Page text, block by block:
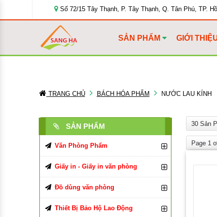
Số 72/15 Tây Thạnh, P. Tây Thạnh, Q. Tân Phú, TP.
SẢN PHẨM GIỚI
TRANG CHỦ BÁCH HÓA PHẨM NƯỚC LAU KÍNH
SẢN PHẨM
Văn Phòng Phẩm
Bút Viết Các Loại
Bút Bi
Bút Chì, Ruột Chì
Bìa Đựng Hồ Sơ
Bìa Màu
Tập, Vở, Sổ
Giấy in - Giấy in văn phòng
Giấy In, Giấy Photocopy
Giấy in Double A
Giấy văn phòng
Đồ dùng văn phòng
Đồ Dùng Văn Phòng Phẩm
Thiết Bị Bảo Hộ Lao Động
30 Sản
Page 1